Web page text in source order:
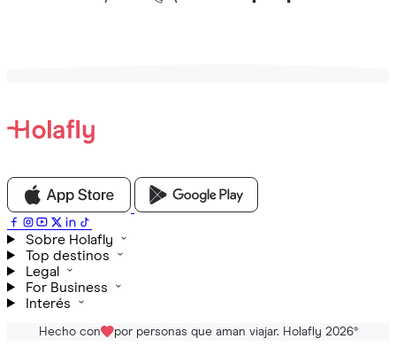
Sobre Holafly
Top destinos
Legal
For Business
Interés
Hecho con por personas que aman viajar. Holafly 2026®